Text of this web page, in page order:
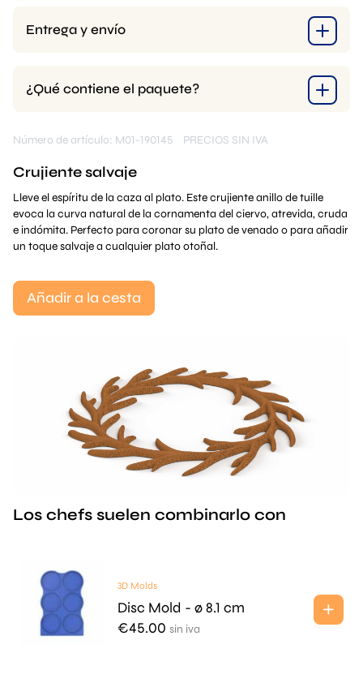
Entrega y envío
¿Qué contiene el paquete?
Número de artículo: M01-190145 PRECIOS SIN IVA
Crujiente salvaje
Lleve el espíritu de la caza al plato. Este crujiente anillo de tuille
evoca la curva natural de la cornamenta del ciervo, atrevida, cruda
e indómita. Perfecto para coronar su plato de venado o para añadir
un toque salvaje a cualquier plato otoñal.
Añadir a la cesta
Los chefs suelen combinarlo con
3D Molds
Disc Mold - ø 8.1 cm
€45.00 sin iva